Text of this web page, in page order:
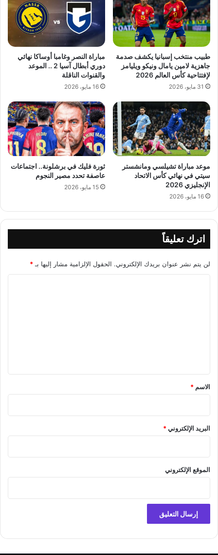
طبيب منتخب إسبانيا يكشف صدمة
جاهزية لامين يامال ونيكو ويليامز
لإفتتاحية كأس العالم 2026
31 مايو، 2026
مباراة النصر وغامبا أوساكا نهائي
دوري أبطال آسيا 2 .. الموعد
والقنوات الناقلة
16 مايو، 2026
موعد مباراة تشيلسي ومانشستر
سيتي في نهائي كأس الاتحاد
الإنجليزي 2026
16 مايو، 2026
ثورة فليك في برشلونة.. اجتماعات
عاصفة تحدد مصير النجوم
15 مايو، 2026
اترك تعليقاً
لن يتم نشر عنوان بريدك الإلكتروني. الحقول الإلزامية مشار إليها بـ *
*
الاسم *
البريد الإلكتروني*
الموقع الإلكتروني